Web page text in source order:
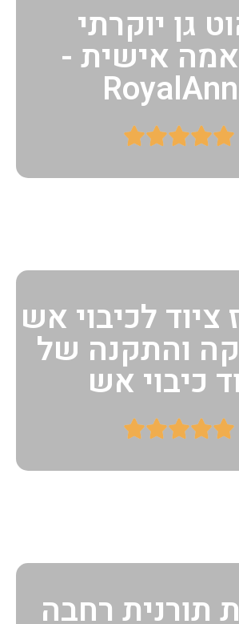
גן יוקרתי
אישית -





ציוד לכיבוי אש
והתקנה של
כיבוי אש





תורנית רחבה